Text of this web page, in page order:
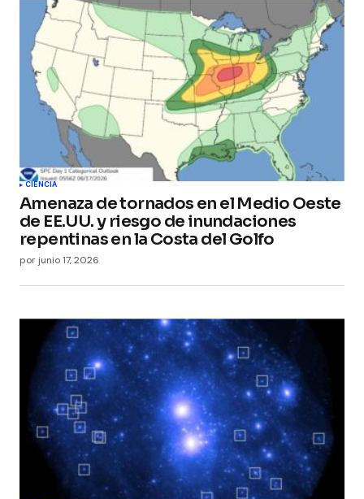
CIENCIA
Amenaza de tornados en el Medio Oeste
de EE.UU. y riesgo de inundaciones
repentinas en la Costa del Golfo
por junio 17, 2026